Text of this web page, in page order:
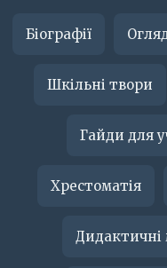
Біографії
Шкільні твори
Гайди для
Хрестоматія
Дидактичні